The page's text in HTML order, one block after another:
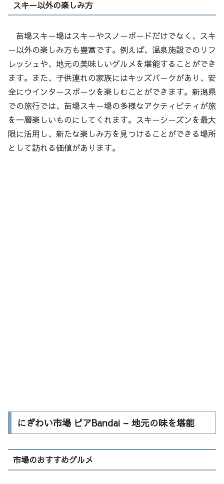
スキー以外の楽しみ方
苗場スキー場はスキーやスノーボードだけでなく、スキ
ー以外の楽しみ方も豊富です。例えば、温泉施設でのリフ
レッシュや、地元の美味しいグルメを堪能することができ
ます。また、子供連れの家族にはキッズパークがあり、安
全にウインタースポーツを楽しむことができます。新潟県
での旅行では、苗場スキー場の多様なアクティビティが旅
を一層楽しいものにしてくれます。スキーシーズンを最大
限に活用し、新たな楽しみ方を見つけることができる場所
として訪れる価値があります。
にぎわい市場 ピアBandai – 地元の味を堪能
市場のおすすめグルメ